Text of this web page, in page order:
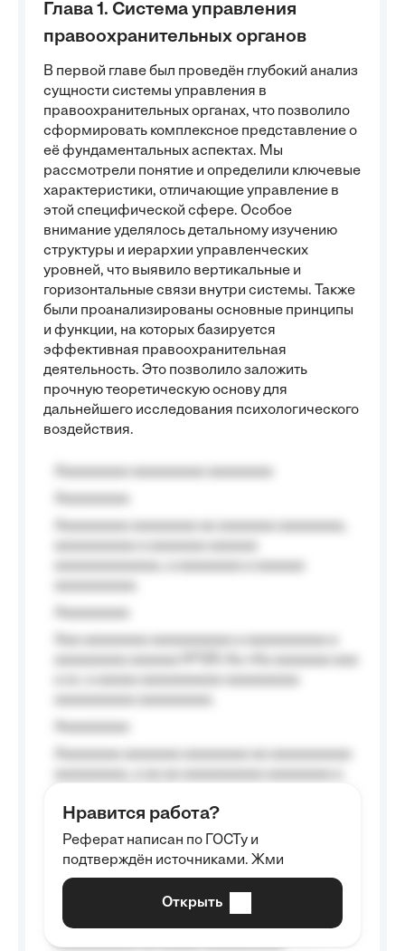
Глава 1. Система управления
правоохранительных органов
В первой главе был проведён глубокий анализ
сущности системы управления в
правоохранительных органах, что позволило
сформировать комплексное представление о
её фундаментальных аспектах. Мы
рассмотрели понятие и определили ключевые
характеристики, отличающие управление в
этой специфической сфере. Особое
внимание уделялось детальному изучению
структуры и иерархии управленческих
уровней, что выявило вертикальные и
горизонтальные связи внутри системы. Также
были проанализированы основные принципы
и функции, на которых базируется
эффективная правоохранительная
деятельность. Это позволило заложить
прочную теоретическую основу для
дальнейшего исследования психологического
воздействия.
Aaaaaaaaa
Aaaaaaaaaa aa aaa aaaaaaaaa, a aaa
aaaaaaaaaa aaa, a aaaaaaaaaa, aaaaaa
aaaaaa a aaaaaa.
Aaaaaa-aaaaaaaaaaa aaaaaa
Aaaaaaaaaa aa aaaaa aaaaaaaaaa
Нравится работа?
Реферат написан по ГОСТу и
подтверждён источниками. Жми
Открыть